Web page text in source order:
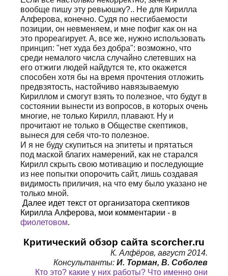
вообще пишу эту ревьюшку?.. Не для Кирилла
Алферова, конечно. Судя по несгибаемости
позиции, он невменяем, и мне пофиг как он на
это прореагирует. А, все же, нужно использовать
принцип: "нет худа без добра": возможно, что
среди немалого числа случайно слетевших на
его отжиги людей найдутся те, кто окажется
способен хотя бы на время прочтения отложить
предвзятость, настойчиво навязываемую
Кириллом и смогут взять то полезное, что будут в
состоянии вынести из вопросов, в которых очень
многие, не только Кирилл, плавают. Ну и
прочитают не только в Обществе скептиков,
вынеся для себя что-то полезное.
И я не буду скупиться на эпитеты и прятаться
под маской благих намерений, как не старался
Кирилл скрыть свою мотивацию и последующие
из нее попытки опорочить сайт, лишь создавая
видимость приличия, на что ему было указано не
только мной.
Далее идет текст от организатора скептиков
Кирилла Алферова, мои комментарии - в
фиолетовом.
Критический обзор сайта scorcher.ru
К. Алфёров, август 2014.
Консультанты: И. Торман, В. Соболев
Кто это? какие у них работы? Что именно они